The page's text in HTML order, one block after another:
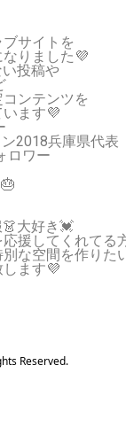
サイトを
りました💜
投稿や
ンテンツを
ます💜
2018兵庫県代表
ロワー
大好き💓
援してくれてる
な空間を作りた
ます💜
Reserved.